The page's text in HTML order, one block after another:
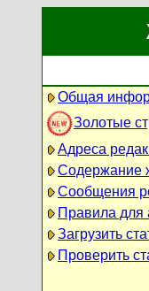
Общая
Золотые
Адреса
Содержание
Сообщения
Правила для
Загрузить
Проверить